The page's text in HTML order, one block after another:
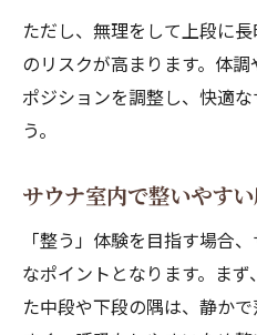
ただし、無理をして上段に
のリスクが高まります。体
ポジションを調整し、快適
う。
サウナ室内で整いやす
「整う」体験を目指す場合
なポイントとなります。ま
た中段や下段の隅は、静か